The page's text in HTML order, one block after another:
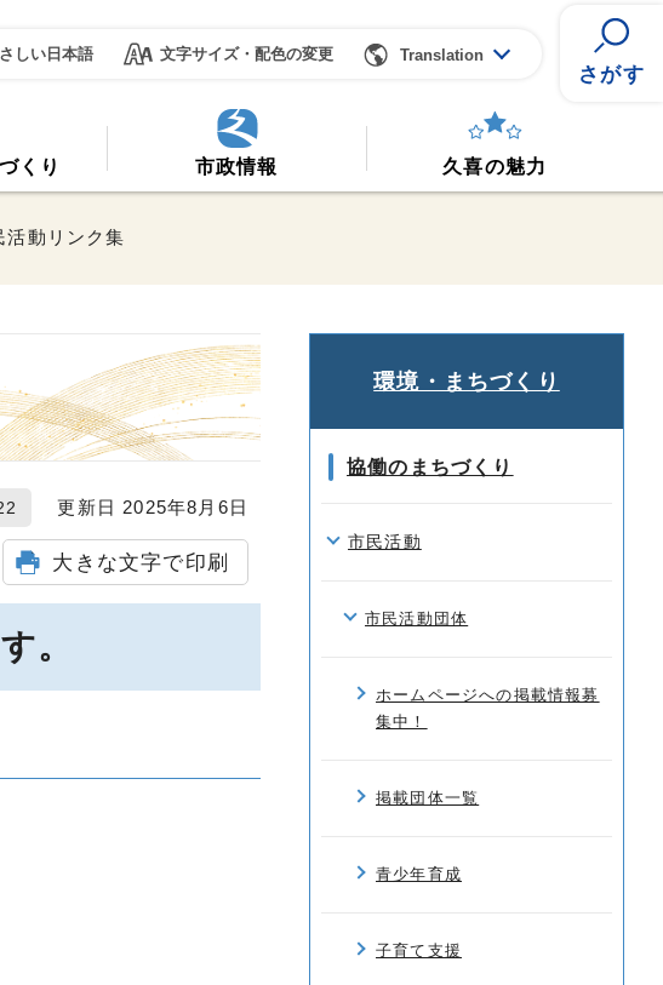
しい日本語 文字サイズ・配色の変更 Translation
さがす
くり 市政情報 久喜の魅力
活動リンク集
更新日 2025年8月6日
大きな文字で印刷
。
環境・まちづくり
協働のまちづくり
市民活動
市民活動団体
ホームページへの掲載情報募
集中！
掲載団体一覧
青少年育成
子育て支援